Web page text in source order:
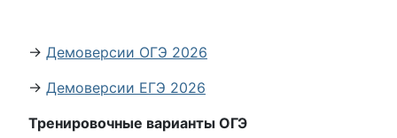
→ Демоверсии ОГЭ 2026
→ Демоверсии ЕГЭ 2026
Тренировочные варианты ОГЭ